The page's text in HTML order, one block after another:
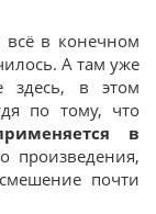
всё в конечном
А там уже
здесь, в этом
по тому, что
в
произведения,
почти